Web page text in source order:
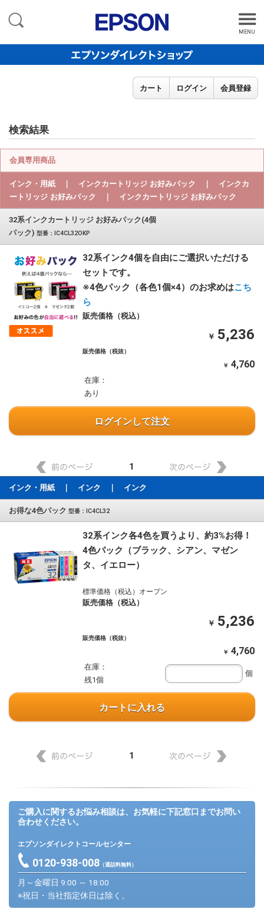
MENU
カート ログイン 会員登録
検索結果
会員専用商品
インク・用紙 ｜ インクカートリッジ お好みパック ｜ インクカ
ートリッジ お好みパック ｜ インクカートリッジ お好みパック
32系インクカートリッジ お好みパック(4個
パック) 型番：IC4CL32OKP
32系インク4個を自由にご選択いただける
セットです。
※4色パック（各色1個×4）のお求めはこち
ら
販売価格（税込）
￥ 5,236
販売価格（税抜）
￥ 4,760
在庫：
あり
ログインして注文
1
インク・用紙 ｜ インク ｜ インク
お得な4色パック 型番：IC4CL32
32系インク各4色を買うより、約3%お得！
4色パック（ブラック、シアン、マゼン
タ、イエロー）
標準価格（税込）オープン
販売価格（税込）
￥ 5,236
販売価格（税抜）
￥ 4,760
在庫：
残1個
個
カートに入れる
1
ご購入に関するお悩み相談は、お気軽に下記窓口までお問い
合わせください。
エプソンダイレクトコールセンター
0120-938-008（通話料無料）
月～金曜日 9:00 ～ 18:00
※祝日・当社指定休日は除く。